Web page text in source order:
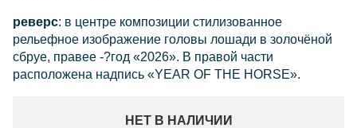
реверс: в центре композиции стилизованное
рельефное изображение головы лошади в золочёной
сбруе, правее -?год «2026». В правой части
расположена надпись «YEAR OF THE HORSE».
НЕТ В НАЛИЧИИ